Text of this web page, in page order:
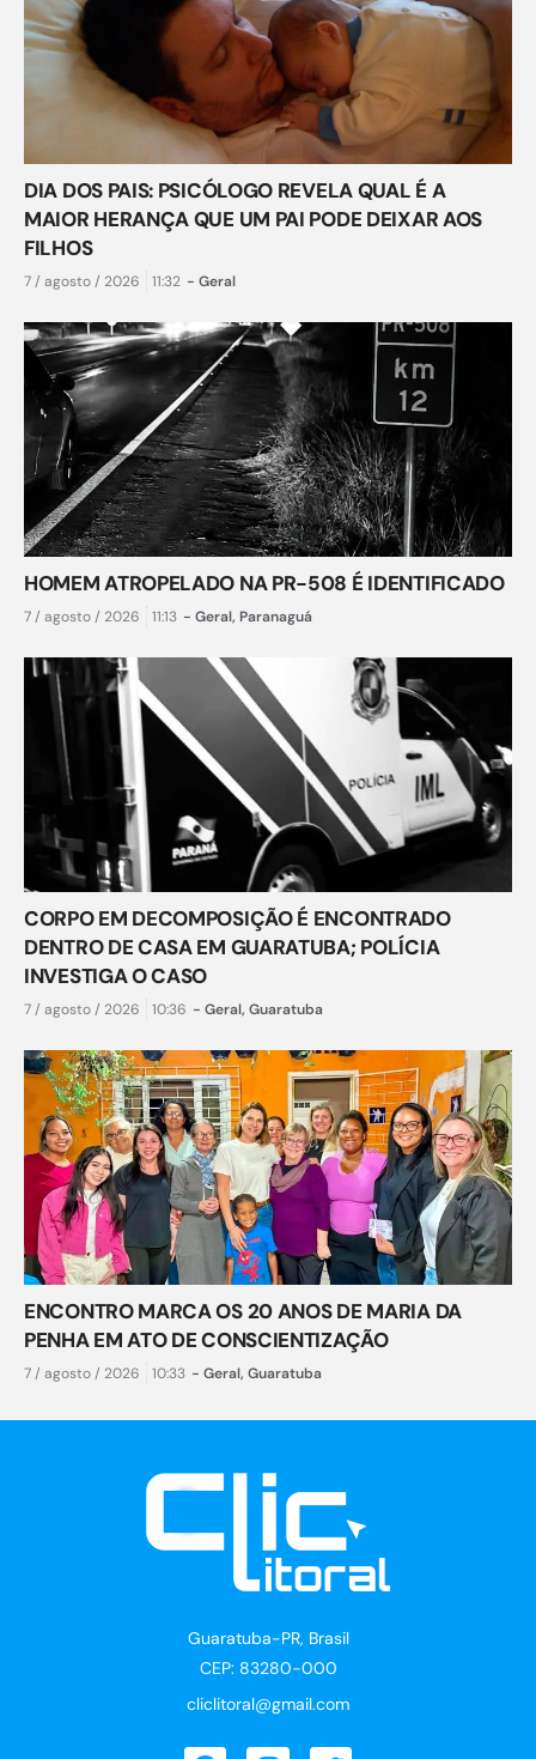
DIA DOS PAIS: PSICÓLOGO REVELA QUAL É A
MAIOR HERANÇA QUE UM PAI PODE DEIXAR AOS
FILHOS
7 / agosto / 2026 11:32 - Geral
HOMEM ATROPELADO NA PR-508 É IDENTIFICADO
7 / agosto / 2026 11:13 - Geral, Paranaguá
CORPO EM DECOMPOSIÇÃO É ENCONTRADO
DENTRO DE CASA EM GUARATUBA; POLÍCIA
INVESTIGA O CASO
7 / agosto / 2026 10:36 - Geral, Guaratuba
ENCONTRO MARCA OS 20 ANOS DE MARIA DA
PENHA EM ATO DE CONSCIENTIZAÇÃO
7 / agosto / 2026 10:33 - Geral, Guaratuba
Guaratuba-PR, Brasil
CEP: 83280-000
cliclitoral@gmail.com